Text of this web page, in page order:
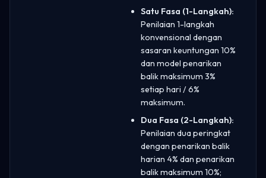
Satu Fasa (1-Langkah):
Penilaian 1-langkah
konvensional dengan
sasaran keuntungan 10%
dan model penarikan
balik maksimum 3%
setiap hari / 6%
maksimum.
Dua Fasa (2-Langkah):
Penilaian dua peringkat
dengan penarikan balik
harian 4% dan penarikan
balik maksimum 10%;